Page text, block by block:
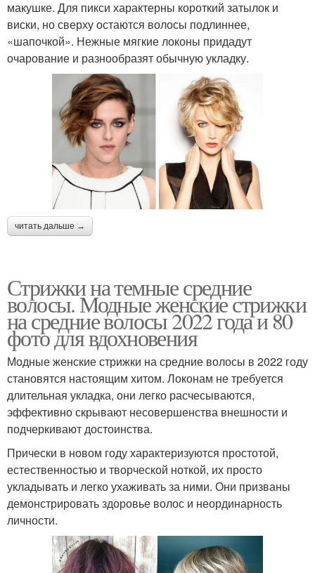
макушке. Для пикси характерны короткий затылок и
виски, но сверху остаются волосы подлиннее,
«шапочкой». Нежные мягкие локоны придадут
очарование и разнообразят обычную укладку.
читать дальше →
Стрижки на темные средние
волосы. Модные женские стрижки
на средние волосы 2022 года и 80
фото для вдохновения
Модные женские стрижки на средние волосы в 2022 году
становятся настоящим хитом. Локонам не требуется
длительная укладка, они легко расчесываются,
эффективно скрывают несовершенства внешности и
подчеркивают достоинства.
Прически в новом году характеризуются простотой,
естественностью и творческой ноткой, их просто
укладывать и легко ухаживать за ними. Они призваны
демонстрировать здоровье волос и неординарность
личности.